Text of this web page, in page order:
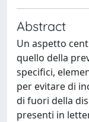
Abstract
Un aspetto
quello della
specifici,
per evitare di
di fuori della
presenti in